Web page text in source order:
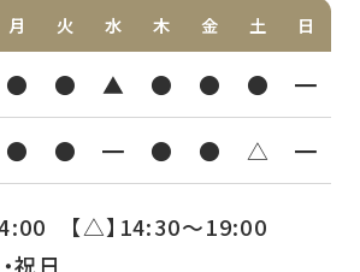
月 火 水 木 金 土 日
● ● ▲ ● ● ● ━
● ● ━ ● ● △ ━
【△】14:30〜19:00
祝日